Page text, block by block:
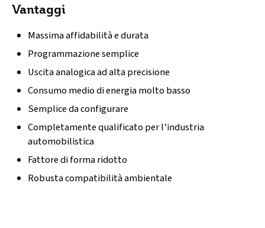
Vantaggi
Massima affidabilità e durata
Programmazione semplice
Uscita analogica ad alta precisione
Consumo medio di energia molto basso
Semplice da configurare
Completamente qualificato per l’industria
automobilistica
Fattore di forma ridotto
Robusta compatibilità ambientale